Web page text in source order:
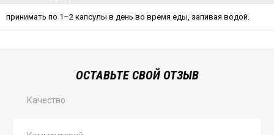
принимать по 1–2 капсулы в день во время еды, запивая водой.
ОСТАВЬТЕ СВОЙ ОТЗЫВ
Качество